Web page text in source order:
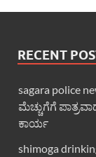
RECENT
sagara police
ಮೆಚ್ಚುಗೆಗೆ
ಕಾರ್ಯ
shimoga